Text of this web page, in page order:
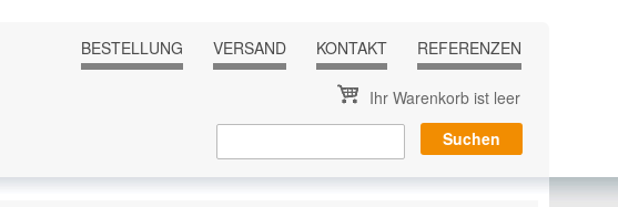
BESTELLUNG
VERSAND KONTAKT REFERENZEN
Ihr Warenkorb ist leer